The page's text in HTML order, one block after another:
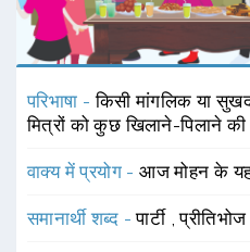
परिभाषा -किसी मांगलिक या
मित्रों को कुछ खिलाने-पिलाने की
वाक्य में प्रयोग -आज मोहन के यहाँ
समानार्थी शब्द -पार्टी ,प्रीतिभोज